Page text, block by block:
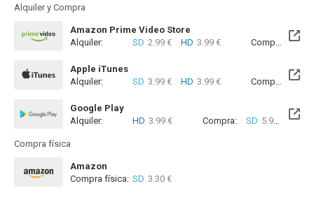
Alquiler y Compra
Amazon Prime Video Store
Alquiler:
SD 2.99 € HD 3.99 € Compra: SD
Apple iTunes
Alquiler:
SD 3.99 € HD 3.99 € Compra: SD
Google Play
Alquiler:
HD 3.99 € Compra: SD 5.99 € HD
Compra física
Amazon
Compra física: SD 3.30 €